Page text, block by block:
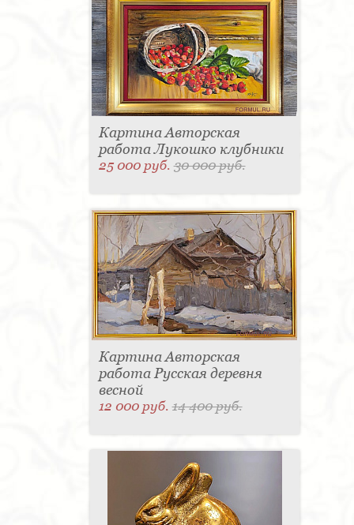
Картина Авторская
работа Лукошко клубники
25 000 руб.30 000 руб.
Картина Авторская
работа Русская деревня
весной
12 000 руб.14 400 руб.